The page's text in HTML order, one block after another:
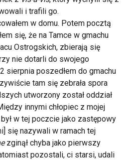
i trafili go.
w domu. Potem pocztą
się, że na Tamce w gmachu
Ostrogskich, zbierają się
nie dotarli do swojego
sierpnia poszedłem do gmachu
tam się zebrała spora
utworzony został oddział
innymi chłopiec z mojej
w tej poczcie jako zastępowy
się nazywali w ramach tej
zginął chyba jako pierwszy
pozostali, ci starsi, udali